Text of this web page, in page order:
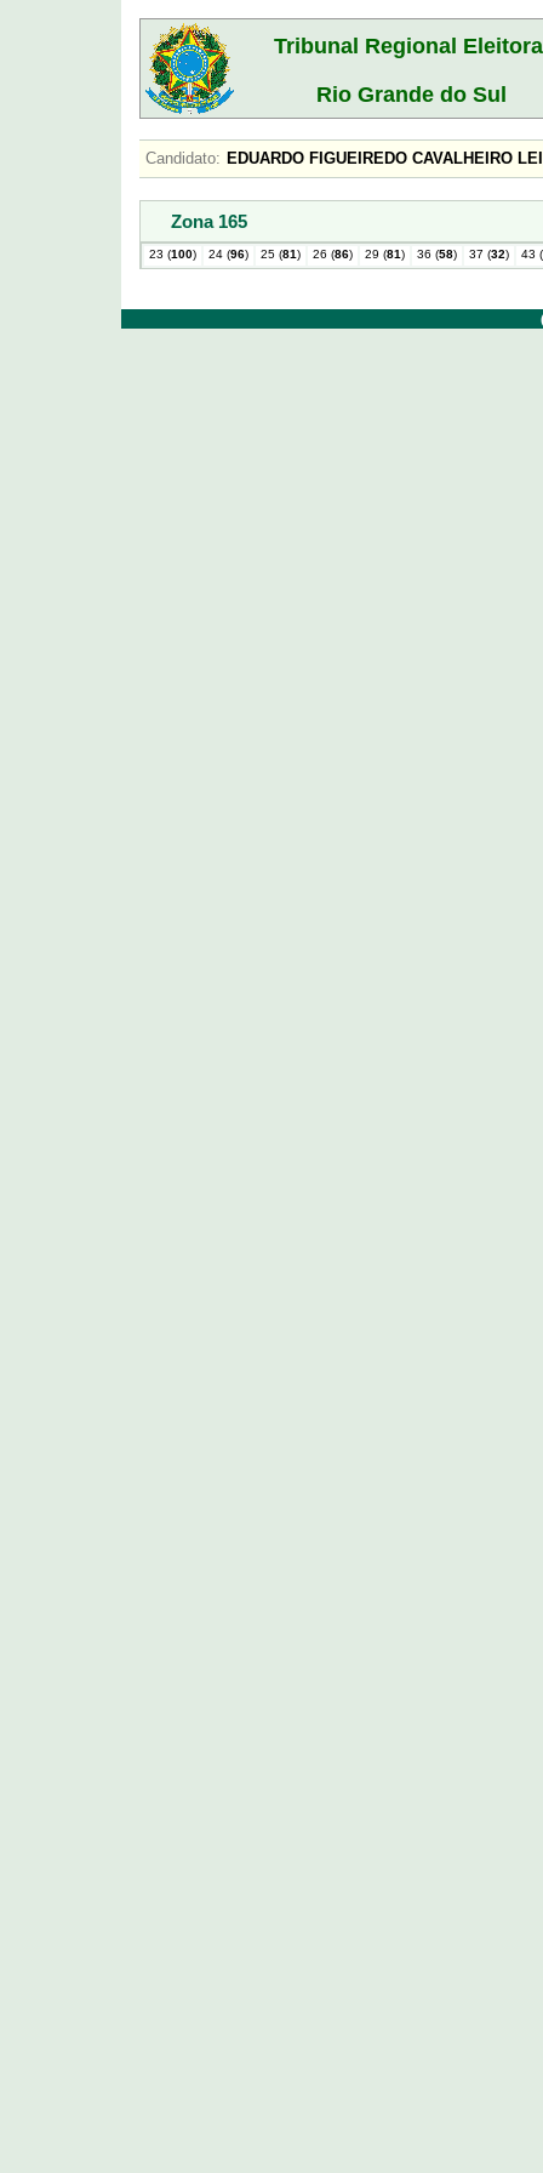
Tribunal Regional
Rio Grande do Sul
Candidato: EDUARDO FIGUEIREDO CAVALHEIRO
Zona 165
23 (100) 24 (96) 25 (81) 26 (86) 29 (81) 36 (58) 37 (32) 43 (